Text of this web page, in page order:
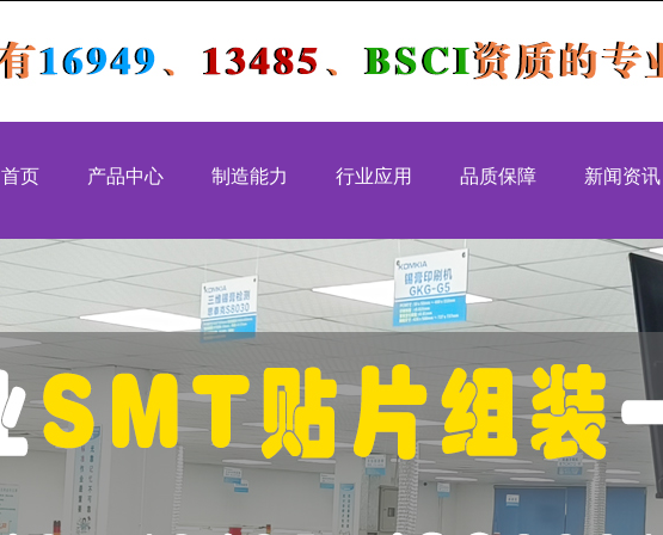
首页 产品中心
PCBA代工代料
SMT贴片加工
DIP插件加工
后焊测试老化
OEM代工
组装加工
高速吹风机
工业类
制造能力
SMT生产能力
DIP生产能力
组装生产能力
行业应用
工控控制类
安防设备类
汽车电子类
通讯模块类
消费电子类
品质保障
品质认证
质量体系
品质管控
出厂质量审核
新闻资讯
行业新闻
公司新闻